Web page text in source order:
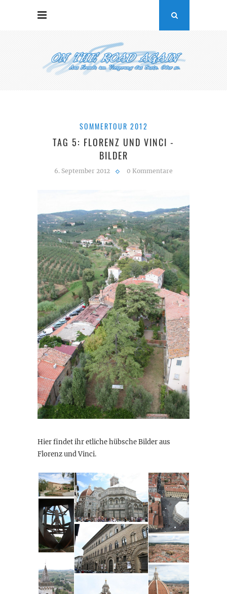
SOMMERTOUR 2012
TAG 5: FLORENZ UND VINCI -
BILDER
6. September 2012 0 Kommentare
Hier findet ihr etliche hübsche Bilder aus
Florenz und Vinci.